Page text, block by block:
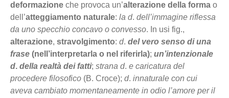
deformazione che provoca un’alterazione della forma o
dell’atteggiamento naturale: la d. dell’immagine riflessa
da uno specchio concavo o convesso. In usi fig.,
alterazione, stravolgimento: d. del vero senso di una
frase (nell’interpretarla o nel riferirla); un’intenzionale
d. della realtà dei fatti; strana d. e caricatura del
procedere filosofico (B. Croce); d. innaturale con cui
aveva cambiato momentaneamente in odio l’amore per il